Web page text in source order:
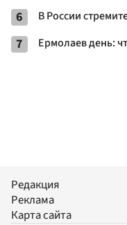
6 В России
7 Ермолаев день:
Редакция
Реклама
Карта сайта